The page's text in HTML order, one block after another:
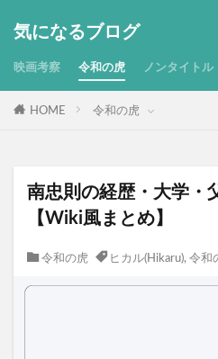
気になるブログ
映画考察 令和の虎 ノンタイトル
HOME 令和の虎
南忠則の経歴・大学・
【Wiki風まとめ】
令和の虎 ヒカル(Hikaru), 令和